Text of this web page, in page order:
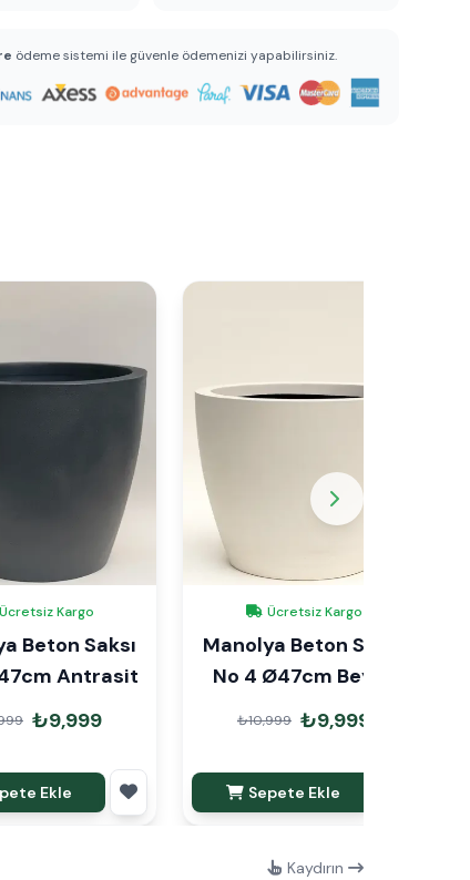
ödeme sistemi ile güvenle ödemenizi yapabilirsiniz.
Ücretsiz Kargo
Beton Saksı
Antrasit
₺9,999
Ekle
Ücretsiz Kargo
Manolya Beton Saksı
No 4 Ø47cm Beyaz
₺10,999 ₺9,999
Sepete Ekle
Kaydırın